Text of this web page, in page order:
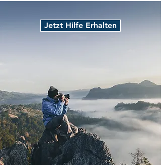
Jetzt Hilfe Erhalten